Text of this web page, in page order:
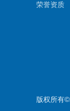
荣誉资质
版权所有